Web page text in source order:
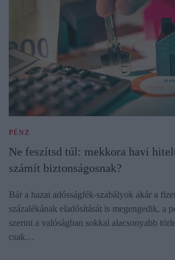
PÉNZ
Ne feszítsd túl: mekkora havi
számít biztonságosnak?
Bár a hazai adósságfék-szabályok akár a
százalékának eladósítását is megengedik, a
szerint a valóságban sokkal alacsonyabb
csak…